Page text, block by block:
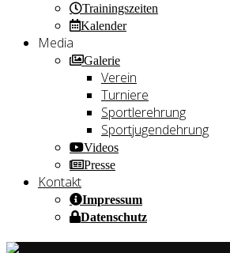
Trainingszeiten
Kalender
Media
Galerie
Verein
Turniere
Sportlerehrung
Sportjugendehrung
Videos
Presse
Kontakt
Impressum
Datenschutz